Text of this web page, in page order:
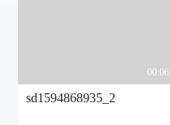
00:06
sd1594868935_2